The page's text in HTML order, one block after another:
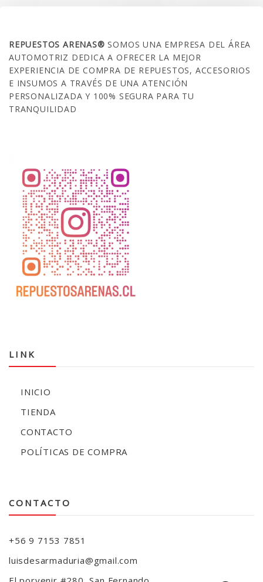
REPUESTOS ARENAS®SOMOS UNA EMPRESA DEL ÁREA
AUTOMOTRIZ DEDICA A OFRECER LA MEJOR
EXPERIENCIA DE COMPRA DE REPUESTOS, ACCESORIOS
E INSUMOS A TRAVÉS DE UNA ATENCIÓN
PERSONALIZADA Y 100% SEGURA PARA TU
TRANQUILIDAD
LINK
INICIO
TIENDA
CONTACTO
POLÍTICAS DE COMPRA
CONTACTO
+56 9 7153 7851
luisdesarmaduria@gmail.com